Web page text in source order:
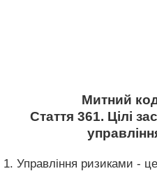
Митний
Стаття 361. Цілі
1. Управління ризиками - це